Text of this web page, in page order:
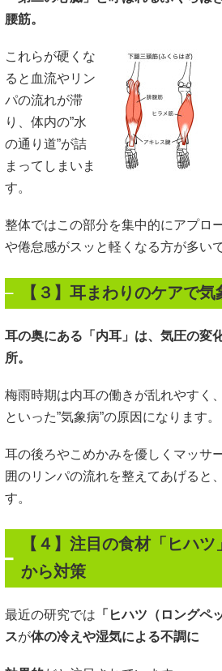
腰筋。
これらが硬くな
ると血流やリン
パの流れが滞
り、体内の”水
の通り道”が詰
まってしまいま
す。
整体ではこの部分を集中的にアプロ
や倦怠感がスッと軽くなる方が多いで
【３】耳まわりのケアで
耳の奥にある「内耳」は、気圧の変
所。
梅雨時期は内耳の働きが乱れやすく
といった”気象病”の原因になります。
耳の後ろやこめかみを優しくマッサ
囲のリンパの流れを整えてあげると
す。
【４】注目の食材「ヒハ
から対策
最近の研究では 「ヒハツ（ロングペ
スが体の冷えや湿気による不調に